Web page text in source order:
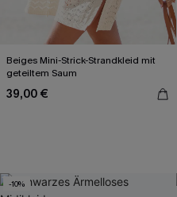
Beiges Mini-Strick-Strandkleid mit
geteiltem Saum
39,00 €
-10%